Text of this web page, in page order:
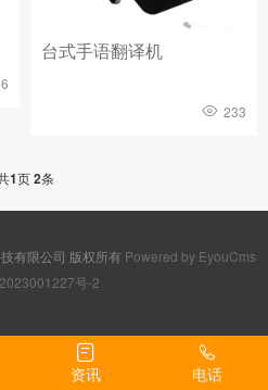
台式手语翻译机
233
1页2条
有限公司 版权所有 Powered by EyouCms
号-2
资讯 电话